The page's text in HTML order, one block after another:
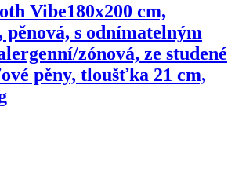
Vibe180x200 cm,
s odnímatelným
zónová, ze studené
pěny, tloušťka 21 cm,